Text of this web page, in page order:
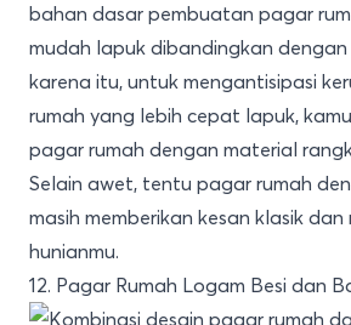
bahan dasar pembuatan pagar
mudah lapuk dibandingkan dengan
karena itu, untuk mengantisipasi
rumah yang lebih cepat lapuk,
pagar rumah dengan material
Selain awet, tentu pagar rumah
masih memberikan kesan klasik dan
hunianmu.
12. Pagar Rumah Logam Besi dan